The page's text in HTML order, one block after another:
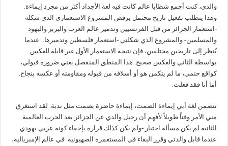
والدي، كنت أجمع شظايا عالم كانت فيه لعة الأجداد أكثر من مجرد إيماءة.
وهذا يتطلب تفعيل تاريخ محتمل يرفض المشروع الاستعماري الذي شكله
-استعمار الجزائر من قبل الفرنسيين وتدمير عالم العرب والبربر واليهود
والمسلمين- والمشروع الذي شكلني -استعمار فلسطين وتدميرها.. عندما
يُنظر إلى تاريخين مختلفين، فإن نتيجة الاستعمار الأول غير قابلة للعكس
بواسطة الثاني والعكس صحيح. هذا المنطق المنفصل يعني ضرورة قبولي،
كواقع حتمي، ما لم يتكمن هو أو أسلافه من قبوله ومقاومته أو عكسه بنجاح.
أما أنا فقد فعلت.
تتضمن لغة أبي إيماءة الصمت، إيماءة حاضرة بصمت مثل ندبة. لقد استغرق
مني الأمر وقتاً طويلاً لأفهم أن رحيل والدي عن الجزائر بعد الحرب العالمية
الثانية لم يكن مسألة اختيار -ولم يكن كذلك قراره بإخفاء كونه عربي يهودي
عندما قابل والدتي وقرر البقاء في المستعمرة الصهيونية. في عالم الإمبريالية،